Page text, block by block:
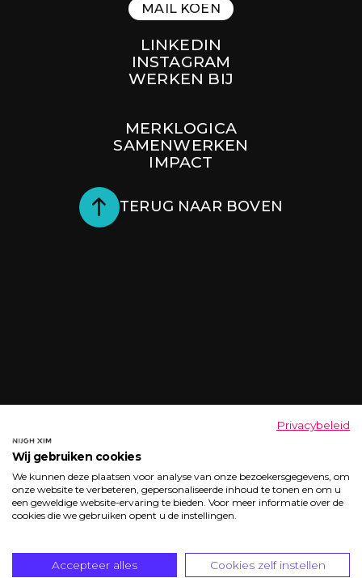
0
MAIL KOEN
LINKEDIN
LINKEDIN
INSTAGRAM
WERKEN BIJ
MERKLOGICA
MERKLOGICA
SAMENWERKEN
IMPACT
IMPACT
TERUG NAAR BOVEN
Privacybeleid
Wij gebruiken cookies
We kunnen deze plaatsen voor analyse van onze bezoekersgegevens, om
onze website te verbeteren, gepersonaliseerde inhoud te tonen en om u
een geweldige website-ervaring te bieden. Voor meer informatie over de
cookies die we gebruiken opent u de instellingen.
Accepteer alles Cookies zelf instellen